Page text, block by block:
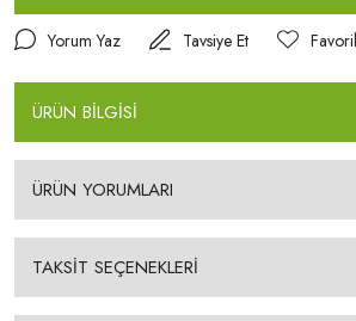
Yorum Yaz Tavsiye Et
ÜRÜN BİLGİSİ
ÜRÜN YORUMLARI
TAKSİT SEÇENEKLERİ